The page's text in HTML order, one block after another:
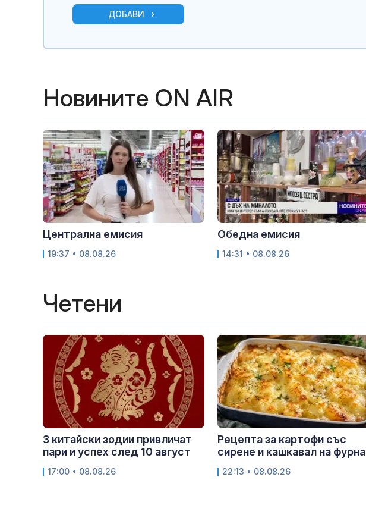
ДОБАВИ
Новините ON AIR
Централна емисия
19:37 • 08.08.26
Обедна емисия
14:31 • 08.08.26
Четени
3 китайски зодии привличат
пари и успех след 10 август
17:00 • 08.08.26
Рецепта за картофи със
сирене и кашкавал на фурна
22:13 • 08.08.26